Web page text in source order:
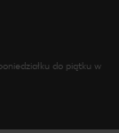
do piątku w